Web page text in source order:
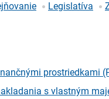
Legislatíva
prostriedkami
s vlastným